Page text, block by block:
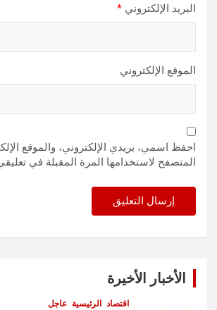
البريد الإلكتروني *
الموقع الإلكتروني
احفظ اسمي، بريدي الإلكتروني، والموقع
المتصفح لاستخدامها المرة المقبلة في
الأخبار الأخيرة
اقتصاد الرئيسية عاجل